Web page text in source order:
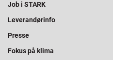
Job i STARK
Leverandørinfo
Presse
Fokus på klima